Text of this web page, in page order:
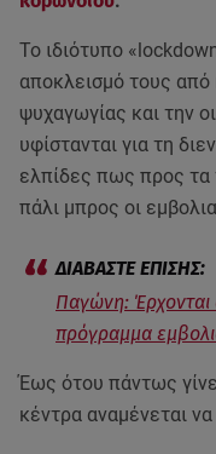
Το ιδιότυπο
αποκλεισμό τους από
ψυχαγωγίας και την
υφίστανται για τη
ελπίδες πως προς τα
πάλι μπρος οι
Παγώνη: Έρχονται
πρόγραμμα
Έως ότου πάντως
κέντρα αναμένεται